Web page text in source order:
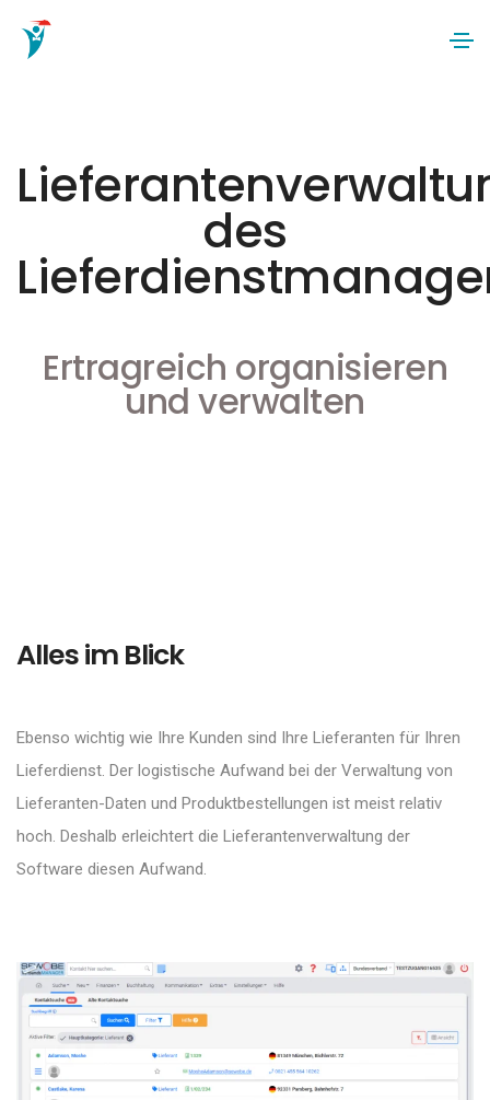
des
Ertragreich organisieren
und verwalten
Alles im Blick
Ebenso wichtig wie Ihre Kunden sind Ihre Lieferanten für Ihren
Lieferdienst. Der logistische Aufwand bei der Verwaltung von
Lieferanten-Daten und Produktbestellungen ist meist relativ
hoch. Deshalb erleichtert die Lieferantenverwaltung der
Software diesen Aufwand.